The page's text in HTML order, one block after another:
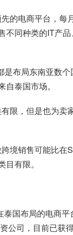
的电商平台，每
不同种类的IT产
是布局东南亚数
泰国市场。
限，但是也为卖
境销售可能比在
有限。
泰国布局的电商
公司，目前已获